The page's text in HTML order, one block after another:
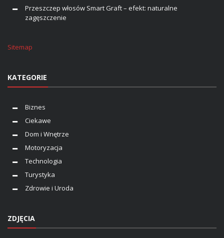
Przeszczep włosów Smart Graft – efekt: naturalne
zagęszczenie
Sitemap
KATEGORIE
Biznes
Ciekawe
Dom i Wnętrze
Motoryzacja
Technologia
Turystyka
Zdrowie i Uroda
ZDJĘCIA